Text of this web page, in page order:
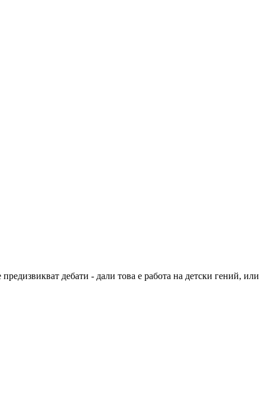
дебати - дали това е работа на детски гений, или